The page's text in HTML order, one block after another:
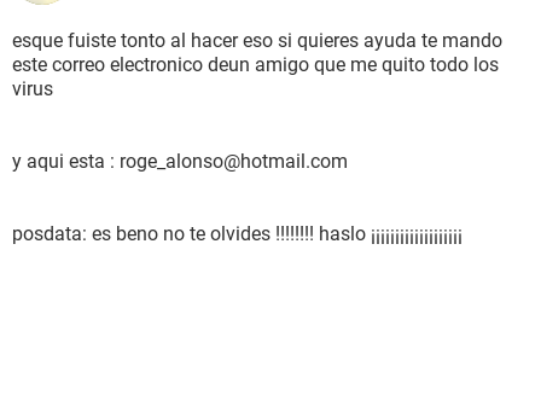
esque fuiste tonto al hacer eso si quieres ayuda te mando
este correo electronico deun amigo que me quito todo los
virus
y aqui esta : roge_alonso@hotmail.com
posdata: es beno no te olvides !!!!!!!! haslo ¡¡¡¡¡¡¡¡¡¡¡¡¡¡¡¡¡¡¡